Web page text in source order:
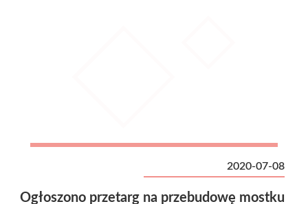
2020-07-08
Ogłoszono przetarg na przebudowę mostku